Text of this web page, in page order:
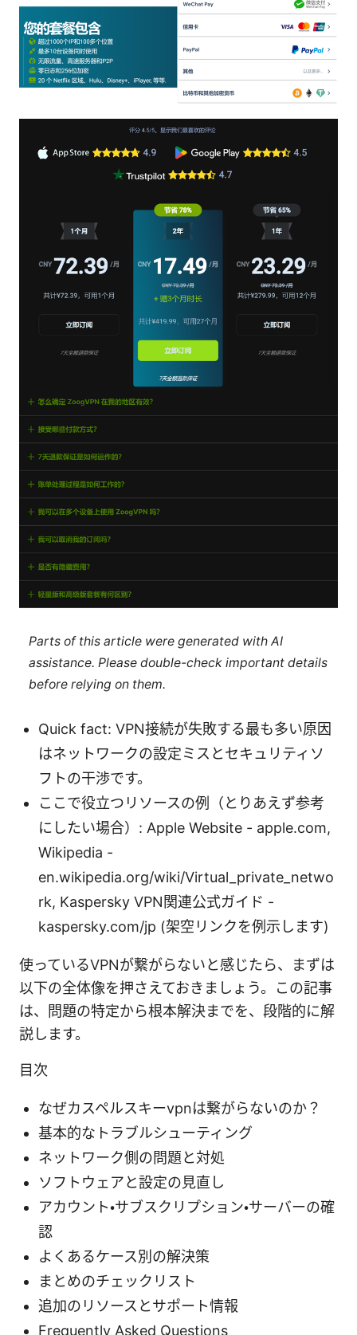
Parts of this article were generated with AI
assistance. Please double-check important details
before relying on them.
Quick fact: VPN接続が失敗する最も多い原因
はネットワークの設定ミスとセキュリティソ
フトの干渉です。
ここで役立つリソースの例（とりあえず参考
にしたい場合）: Apple Website - apple.com,
Wikipedia -
en.wikipedia.org/wiki/Virtual_private_netwo
rk, Kaspersky VPN関連公式ガイド -
kaspersky.com/jp (架空リンクを例示します)
使っているVPNが繋がらないと感じたら、まずは
以下の全体像を押さえておきましょう。この記事
は、問題の特定から根本解決までを、段階的に解
説します。
目次
なぜカスペルスキーvpnは繋がらないのか？
基本的なトラブルシューティング
ネットワーク側の問題と対処
ソフトウェアと設定の見直し
アカウント・サブスクリプション・サーバーの確
認
よくあるケース別の解決策
まとめのチェックリスト
追加のリソースとサポート情報
Frequently Asked Questions